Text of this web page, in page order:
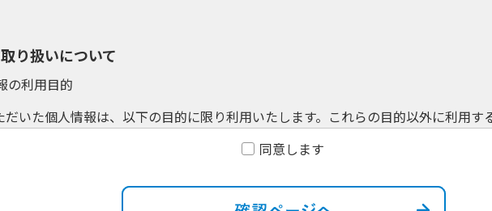
同意します